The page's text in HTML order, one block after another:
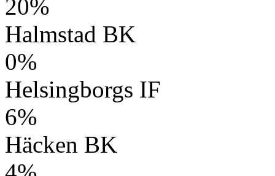
20%
Halmstad BK
0%
Helsingborgs IF
6%
Häcken BK